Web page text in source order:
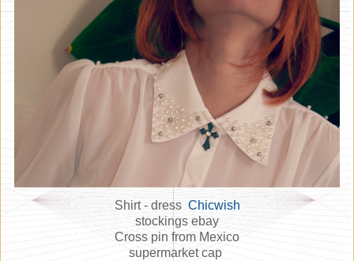
Shirt - dress Chicwish
stockings ebay
Cross pin from Mexico
supermarket cap